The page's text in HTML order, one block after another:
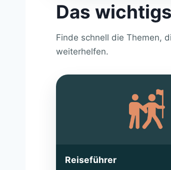
Das
Finde schnell die Themen,
weiterhelfen.
Reiseführer